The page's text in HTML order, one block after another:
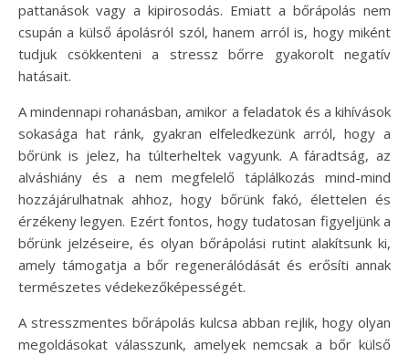
pattanások vagy a kipirosodás. Emiatt a bőrápolás nem
csupán a külső ápolásról szól, hanem arról is, hogy miként
tudjuk csökkenteni a stressz bőrre gyakorolt negatív
hatásait.
A mindennapi rohanásban, amikor a feladatok és a kihívások
sokasága hat ránk, gyakran elfeledkezünk arról, hogy a
bőrünk is jelez, ha túlterheltek vagyunk. A fáradtság, az
alváshiány és a nem megfelelő táplálkozás mind-mind
hozzájárulhatnak ahhoz, hogy bőrünk fakó, élettelen és
érzékeny legyen. Ezért fontos, hogy tudatosan figyeljünk a
bőrünk jelzéseire, és olyan bőrápolási rutint alakítsunk ki,
amely támogatja a bőr regenerálódását és erősíti annak
természetes védekezőképességét.
A stresszmentes bőrápolás kulcsa abban rejlik, hogy olyan
megoldásokat válasszunk, amelyek nemcsak a bőr külső